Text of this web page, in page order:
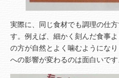
実際に、同じ食材でも調理の仕
す。例えば、細かく刻んだ食事
の方が自然とよく噛むようにな
への影響が変わるのは面白いです